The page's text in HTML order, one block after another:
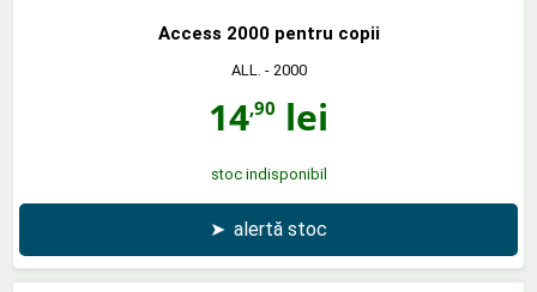
Access 2000 pentru copii
ALL. - 2000
14,90 lei
stoc indisponibil
➤ alertă stoc